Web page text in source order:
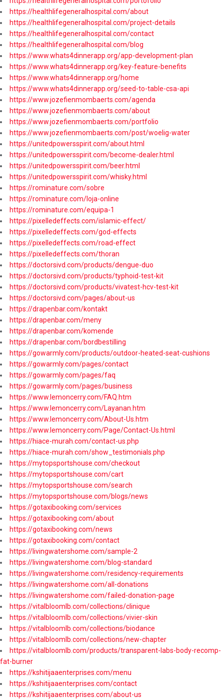
https://healthlifegeneralhospital.com/about
https://healthlifegeneralhospital.com/project-details
https://healthlifegeneralhospital.com/contact
https://healthlifegeneralhospital.com/blog
https://www.whats4dinnerapp.org/app-development-plan
https://www.whats4dinnerapp.org/key-feature-benefits
https://www.whats4dinnerapp.org/home
https://www.whats4dinnerapp.org/seed-to-table-csa-api
https://www.jozefienmombaerts.com/agenda
https://www.jozefienmombaerts.com/about
https://www.jozefienmombaerts.com/portfolio
https://www.jozefienmombaerts.com/post/woelig-water
https://unitedpowersspirit.com/about.html
https://unitedpowersspirit.com/become-dealer.html
https://unitedpowersspirit.com/beer.html
https://unitedpowersspirit.com/whisky.html
https://rominature.com/sobre
https://rominature.com/loja-online
https://rominature.com/equipa-1
https://pixelledeffects.com/islamic-effect/
https://pixelledeffects.com/god-effects
https://pixelledeffects.com/road-effect
https://pixelledeffects.com/thoran
https://doctorsivd.com/products/dengue-duo
https://doctorsivd.com/products/typhoid-test-kit
https://doctorsivd.com/products/vivatest-hcv-test-kit
https://doctorsivd.com/pages/about-us
https://drapenbar.com/kontakt
https://drapenbar.com/meny
https://drapenbar.com/komende
https://drapenbar.com/bordbestilling
https://gowarmly.com/products/outdoor-heated-seat-cushions
https://gowarmly.com/pages/contact
https://gowarmly.com/pages/faq
https://gowarmly.com/pages/business
https://www.lemoncerry.com/FAQ.htm
https://www.lemoncerry.com/Layanan.htm
https://www.lemoncerry.com/About-Us.htm
https://www.lemoncerry.com/Page/Contact-Us.html
https://hiace-murah.com/contact-us.php
https://hiace-murah.com/show_testimonials.php
https://mytopsportshouse.com/checkout
https://mytopsportshouse.com/cart
https://mytopsportshouse.com/search
https://mytopsportshouse.com/blogs/news
https://gotaxibooking.com/services
https://gotaxibooking.com/about
https://gotaxibooking.com/news
https://gotaxibooking.com/contact
https://livingwatershome.com/sample-2
https://livingwatershome.com/blog-standard
https://livingwatershome.com/residency-requirements
https://livingwatershome.com/all-donations
https://livingwatershome.com/failed-donation-page
https://vitalbloomlb.com/collections/clinique
https://vitalbloomlb.com/collections/vivier-skin
https://vitalbloomlb.com/collections/biodance
https://vitalbloomlb.com/collections/new-chapter
https://vitalbloomlb.com/products/transparent-labs-body-recomp-
fat-burner
https://kshitijaaenterprises.com/menu
https://kshitijaaenterprises.com/contact
https://kshitijaaenterprises.com/about-us